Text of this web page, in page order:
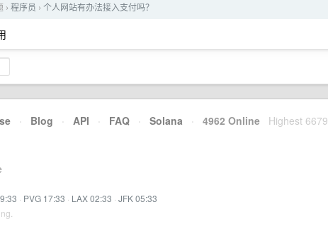
› 程序员 › 个人网站有办法接入支付吗？
· Blog · API · FAQ · Solana · 4962 Online Highest 6679
· PVG 17:33 · LAX 02:33 · JFK 05:33